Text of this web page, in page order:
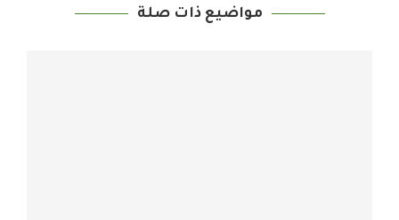
مواضيع ذات صلة